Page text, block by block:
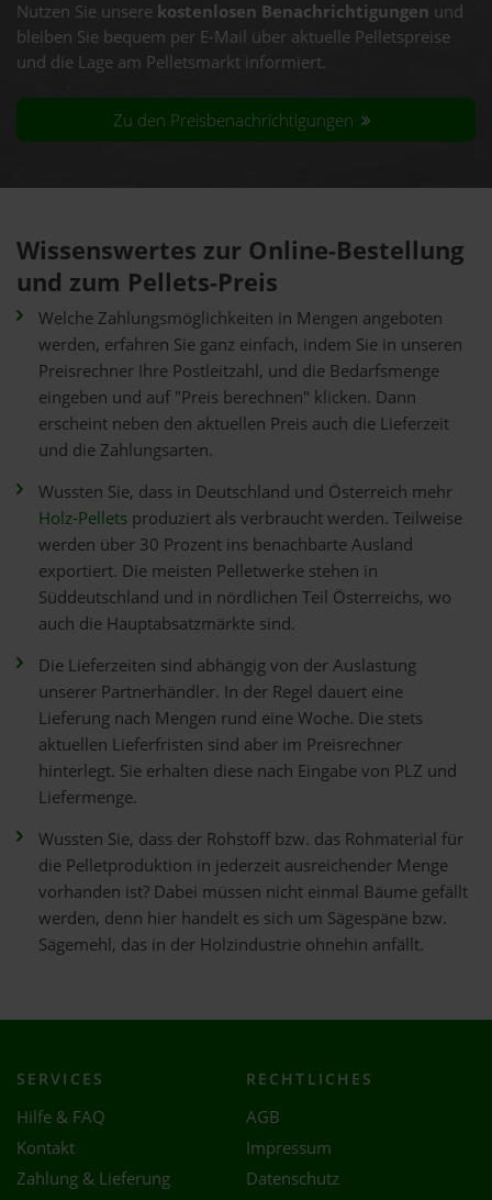
Nutzen Sie unsere kostenlosen Benachrichtigungen und
bleiben Sie bequem per E-Mail über aktuelle Pelletspreise
und die Lage am Pelletsmarkt informiert.
Zu den Preisbenachrichtigungen
Wissenswertes zur Online-Bestellung
und zum Pellets-Preis
Welche Zahlungsmöglichkeiten in Mengen angeboten
werden, erfahren Sie ganz einfach, indem Sie in unseren
Preisrechner Ihre Postleitzahl, und die Bedarfsmenge
eingeben und auf "Preis berechnen" klicken. Dann
erscheint neben den aktuellen Preis auch die Lieferzeit
und die Zahlungsarten.
Wussten Sie, dass in Deutschland und Österreich mehr
Holz-Pellets produziert als verbraucht werden. Teilweise
werden über 30 Prozent ins benachbarte Ausland
exportiert. Die meisten Pelletwerke stehen in
Süddeutschland und in nördlichen Teil Österreichs, wo
auch die Hauptabsatzmärkte sind.
Die Lieferzeiten sind abhängig von der Auslastung
unserer Partnerhändler. In der Regel dauert eine
Lieferung nach Mengen rund eine Woche. Die stets
aktuellen Lieferfristen sind aber im Preisrechner
hinterlegt. Sie erhalten diese nach Eingabe von PLZ und
Liefermenge.
Wussten Sie, dass der Rohstoff bzw. das Rohmaterial für
die Pelletproduktion in jederzeit ausreichender Menge
vorhanden ist? Dabei müssen nicht einmal Bäume gefällt
werden, denn hier handelt es sich um Sägespäne bzw.
Sägemehl, das in der Holzindustrie ohnehin anfällt.
SERVICES
Hilfe & FAQ
Kontakt
Zahlung & Lieferung
RECHTLICHES
AGB
Impressum
Datenschutz